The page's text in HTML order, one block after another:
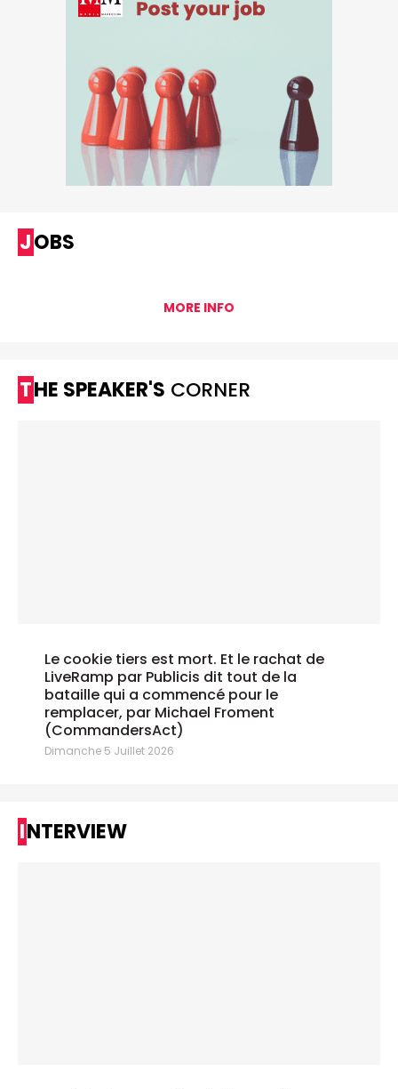
JOBS
MORE INFO
THE SPEAKER'S CORNER
Le cookie tiers est mort. Et le rachat de
LiveRamp par Publicis dit tout de la
bataille qui a commencé pour le
remplacer, par Michael Froment
(CommandersAct)
Dimanche 5 Juillet 2026
INTERVIEW